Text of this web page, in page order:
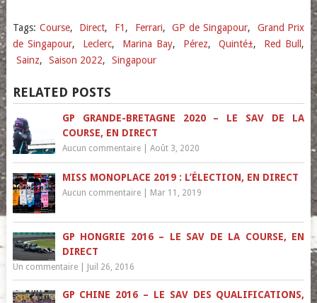
Tags: Course, Direct, F1 , Ferrari, GP de Singapour,
Grand Prix
de Singapour, Leclerc, Marina Bay, Pérez, Quinté±, Red Bull ,
Sainz, Saison 2022, Singapour
RELATED POSTS
GP GRANDE-BRETAGNE 2020 – LE SAV DE LA
COURSE, EN DIRECT
Aucun commentaire| Août 3, 2020
MISS MONOPLACE 2019 : L’ÉLECTION, EN DIRECT
Aucun commentaire| Mar 11, 2019
GP HONGRIE 2016 – LE SAV DE LA COURSE, EN
DIRECT
Un commentaire| Juil 26, 2016
GP CHINE 2016 – LE SAV DES QUALIFICATIONS,